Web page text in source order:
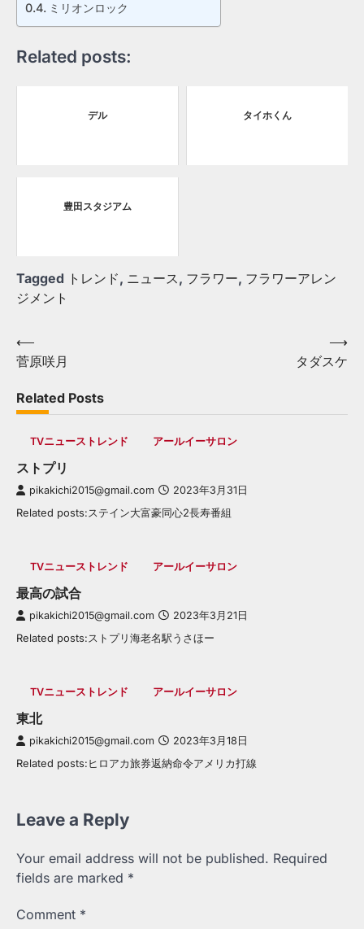
ミリオンロック
Related posts:
デル タイホくん
豊田スタジアム
Tagged トレンド, ニュース, フラワー, フラワーアレン
ジメント
Post
navigation
⟵
菅原咲月
タダスケ
⟶
Related Posts
TVニューストレンド アールイーサロン
ストプリ
pikakichi2015@gmail.com 2023年3月31日
Related posts:ステイン大富豪同心2長寿番組
TVニューストレンド アールイーサロン
最高の試合
pikakichi2015@gmail.com 2023年3月21日
Related posts:ストプリ海老名駅うさほー
TVニューストレンド アールイーサロン
東北
pikakichi2015@gmail.com 2023年3月18日
Related posts:ヒロアカ旅券返納命令アメリカ打線
Leave a Reply
Your email address will not be published. Required
fields are marked *
Comment *